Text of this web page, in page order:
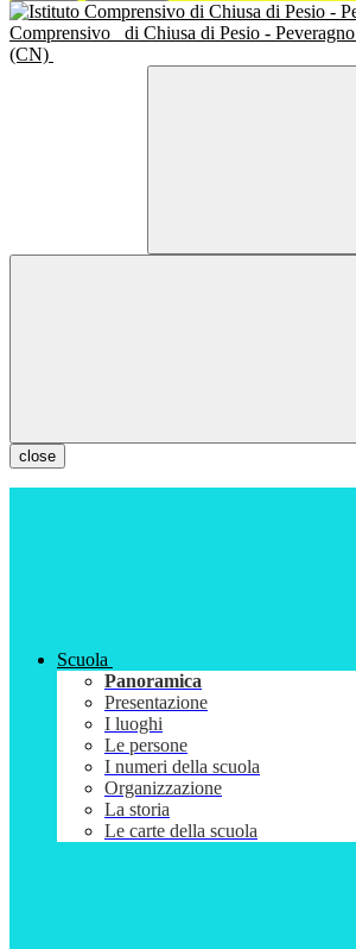
Comprensivo
di Chiusa di Pesio - Peveragno
(CN)
close
Scuola
Panoramica
Presentazione
I luoghi
Le persone
I numeri della scuola
Organizzazione
La storia
Le carte della scuola